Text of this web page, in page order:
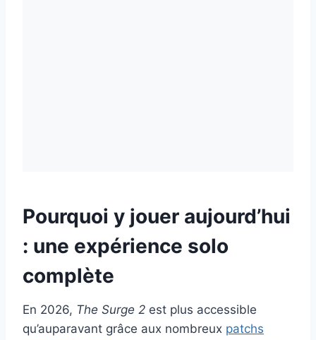
Pourquoi y jouer aujourd’hui
: une expérience solo
complète
En 2026, The Surge 2 est plus accessible
qu’auparavant grâce aux nombreux patchs